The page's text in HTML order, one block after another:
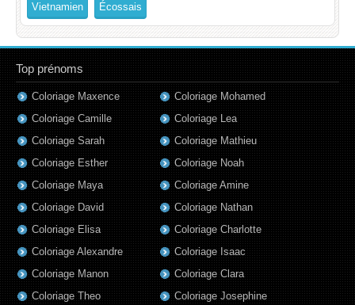
Vietnamien Écossais
Top prénoms
Coloriage Maxence
Coloriage Camille
Coloriage Sarah
Coloriage Esther
Coloriage Maya
Coloriage David
Coloriage Elisa
Coloriage Alexandre
Coloriage Manon
Coloriage Theo
Coloriage Mohamed
Coloriage Lea
Coloriage Mathieu
Coloriage Noah
Coloriage Amine
Coloriage Nathan
Coloriage Charlotte
Coloriage Isaac
Coloriage Clara
Coloriage Josephine